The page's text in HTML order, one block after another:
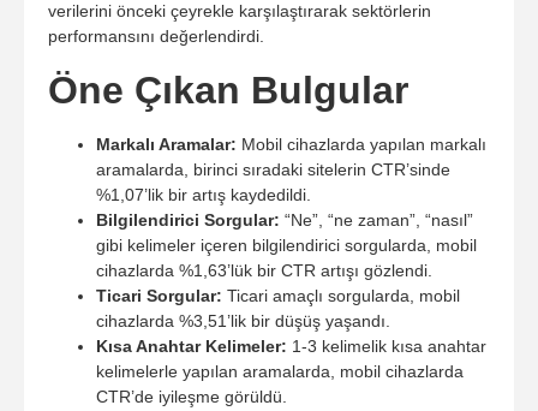
verilerini önceki çeyrekle karşılaştırarak sektörlerin
performansını değerlendirdi.
Öne Çıkan Bulgular
Markalı Aramalar: Mobil cihazlarda yapılan markalı
aramalarda, birinci sıradaki sitelerin CTR’sinde
%1,07’lik bir artış kaydedildi.
Bilgilendirici Sorgular: “Ne”, “ne zaman”, “nasıl”
gibi kelimeler içeren bilgilendirici sorgularda, mobil
cihazlarda %1,63’lük bir CTR artışı gözlendi.
Ticari Sorgular: Ticari amaçlı sorgularda, mobil
cihazlarda %3,51’lik bir düşüş yaşandı.
Kısa Anahtar Kelimeler: 1-3 kelimelik kısa anahtar
kelimelerle yapılan aramalarda, mobil cihazlarda
CTR’de iyileşme görüldü.